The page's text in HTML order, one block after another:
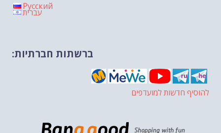
Русский
עברית
ברשתות חברתיות:
להוסיף חדשות למועדפים